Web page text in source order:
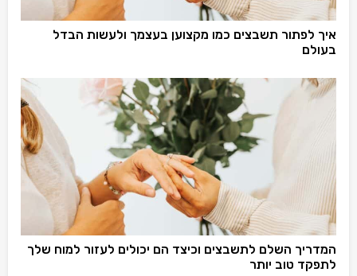
איך לפתור תשבצים כמו מקצוען בעצמך ולעשות הבדל
בעולם
המדריך השלם לתשבצים וכיצד הם יכולים לעזור למוח שלך
לתפקד טוב יותר